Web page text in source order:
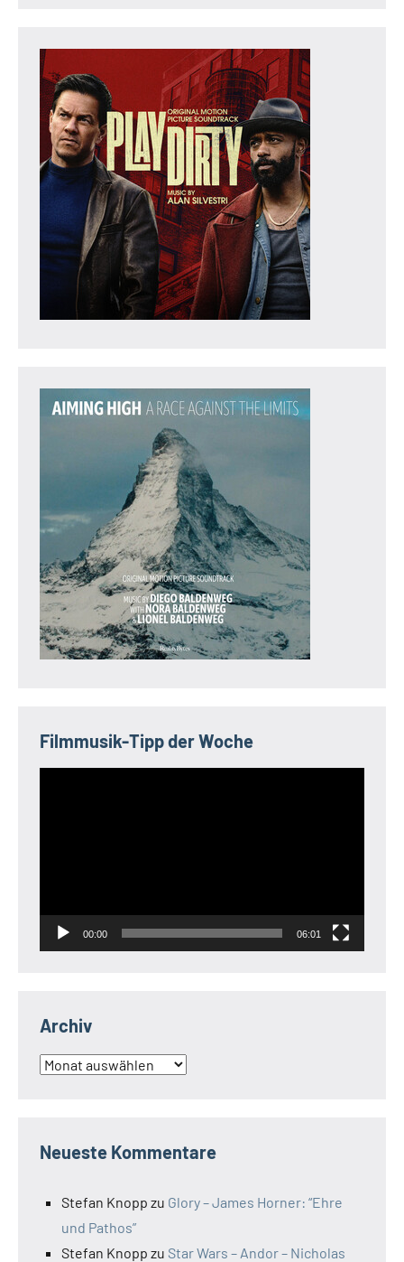
Filmmusik-Tipp der Woche
00:00 06:01
Archiv
Archiv
Neueste Kommentare
Stefan Knopp zu Glory – James Horner: “Ehre
und Pathos”
Stefan Knopp zu Star Wars – Andor – Nicholas